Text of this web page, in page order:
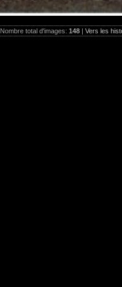
Nombre total d'images: 148 | Vers les